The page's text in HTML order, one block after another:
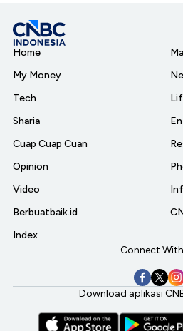
Home
My Money
Tech
Sharia
Cuap Cuap Cuan
Opinion
Video
Berbuatbaik.id
Index
Connect With
Download aplikasi